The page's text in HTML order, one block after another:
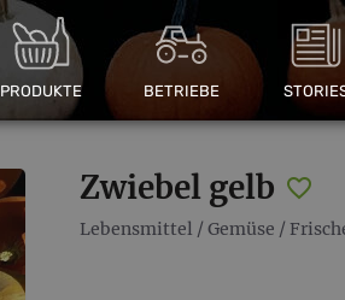
PRODUKTE BETRIEBE
Zwiebel gelb
Lebensmittel / Gemüse /